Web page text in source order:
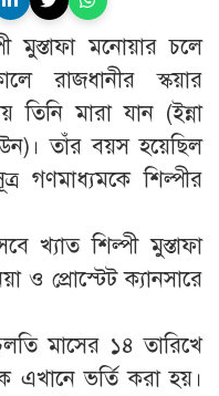
মুস্তাফা মনোয়ার চলে
রাজধানীর স্কয়ার
তিনি মারা যান (ইন্না
তাঁর বয়স হয়েছিল
গণমাধ্যমকে শিল্পীর
খ্যাত শিল্পী মুস্তাফা
ও প্রোস্টেট ক্যানসারে
মাসের ১৪ তারিখে
এখানে ভর্তি করা হয়।